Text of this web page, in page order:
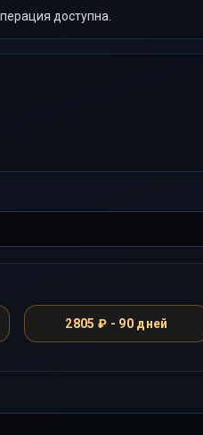
доступна.
2805 ₽ - 90 дней